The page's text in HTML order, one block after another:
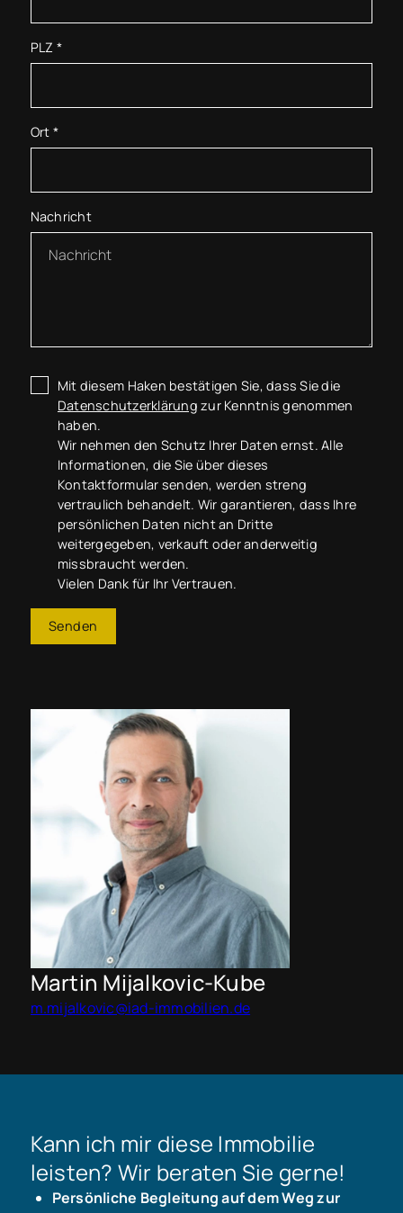
PLZ *
Ort *
Nachricht
Mit diesem Haken bestätigen Sie, dass Sie die
Datenschutzerklärung zur Kenntnis genommen
haben.
Wir nehmen den Schutz Ihrer Daten ernst. Alle
Informationen, die Sie über dieses
Kontaktformular senden, werden streng
vertraulich behandelt. Wir garantieren, dass Ihre
persönlichen Daten nicht an Dritte
weitergegeben, verkauft oder anderweitig
missbraucht werden.
Vielen Dank für Ihr Vertrauen.
Senden
Martin Mijalkovic-Kube
m.mijalkovic@iad-immobilien.de
Kann ich mir diese Immobilie
leisten? Wir beraten Sie gerne!
Persönliche Begleitung auf dem Weg zur